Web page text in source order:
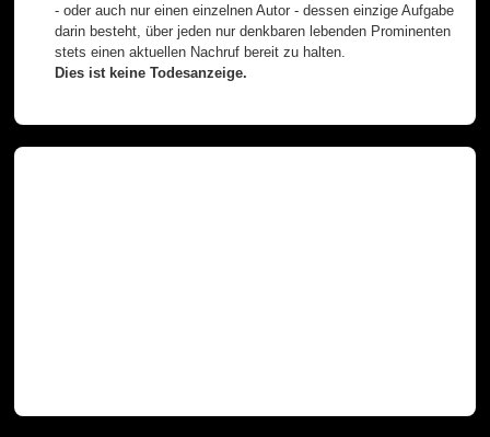
- oder auch nur einen einzelnen Autor - dessen einzige Aufgabe
darin besteht, über jeden nur denkbaren lebenden Prominenten
stets einen aktuellen Nachruf bereit zu halten.
Dies ist keine Todesanzeige.